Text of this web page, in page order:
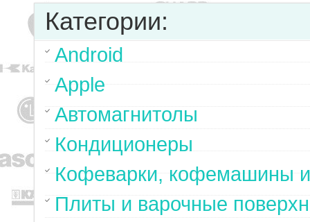
Категории:
Android
Apple
Автомагнитолы
Кондиционеры
Кофеварки, кофемашины
Плиты и варочные